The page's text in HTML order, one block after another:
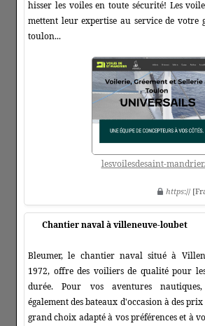
hisser les voiles en toute sécurité! Les
mettent leur expertise au service de votre
toulon...
lesvoilesdesaint-
https://
Chantier naval à villeneuve-loubet
Bleumer, le chantier naval situé à
1972, offre des voiliers de qualité pour
durée. Pour vos aventures
également des bateaux d'occasion à des
grand choix adapté à vos préférences et à